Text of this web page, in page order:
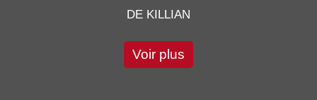
DE KILLIAN
Voir plus